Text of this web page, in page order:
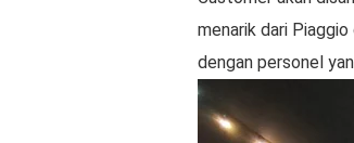
menarik dari
dengan personel